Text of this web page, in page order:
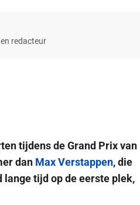
redacteur
tijdens de Grand Prix van
dan Max Verstappen, die
lange tijd op de eerste plek,